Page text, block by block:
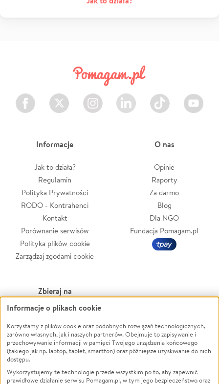
Facebook Twitter Instagram LinkedIn TikTok Youtube
Informacje
Jak to działa?
Regulamin
Polityka Prywatności
RODO - Kontrahenci
Kontakt
Porównanie serwisów
Polityka plików cookie
Zarządzaj zgodami cookie
O nas
Opinie
Raporty
Za darmo
Blog
Dla NGO
Fundacja Pomagam.pl
Zbieraj na
Leczenie
Zwierzęta
Pożar
Ukraina
Pomoc Finansowa
Powódź
Wichura
NGO
Edukacja
Informacje o plikach cookie
Korzystamy z plików cookie oraz podobnych rozwiązań technologicznych,
zarówno własnych, jak i naszych partnerów. Obejmuje to zapisywanie i
przechowywanie informacji w pamięci Twojego urządzenia końcowego
(takiego jak np. laptop, tablet, smartfon) oraz późniejsze uzyskiwanie do nich
dostępu.
Wykorzystujemy te technologie przede wszystkim po to, aby zapewnić
prawidłowe działanie serwisu Pomagam.pl, w tym jego bezpieczeństwo oraz